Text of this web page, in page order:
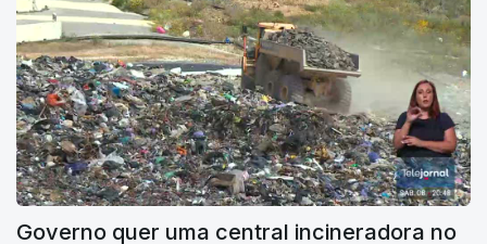
Governo quer uma central incineradora no